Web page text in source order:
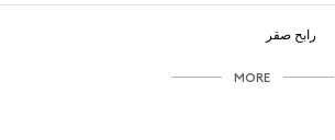
رابح صقر
MORE